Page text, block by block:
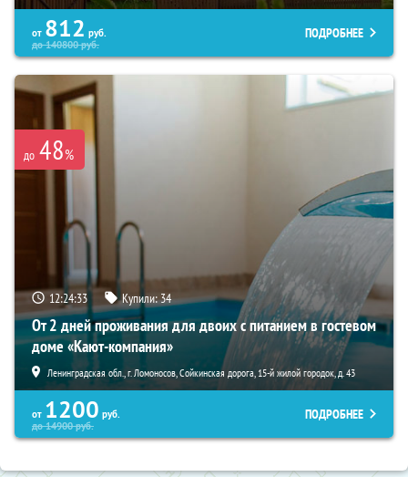
от 812 руб.
до140800руб.
ПОДРОБНЕЕ
до 48%
12:24:32 Купили:34
От 2 дней проживания для двоих с питанием в гостевом
доме «Кают-компания»
Ленинградская обл., г. Ломоносов, Сойкинская дорога, 15-й жилой городок, д. 43
от 1200 руб.
до14900руб.
ПОДРОБНЕЕ